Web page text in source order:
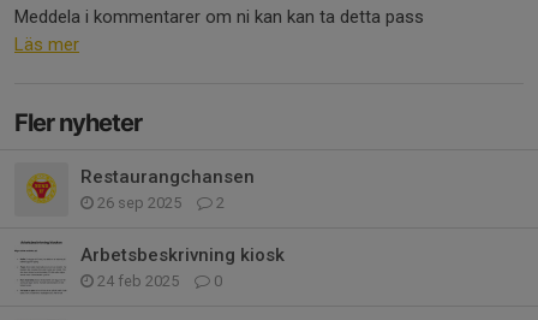
Meddela i kommentarer om ni kan kan ta detta pass
Läs mer
Fler nyheter
Restaurangchansen
26 sep 2025 2
Arbetsbeskrivning kiosk
24 feb 2025 0